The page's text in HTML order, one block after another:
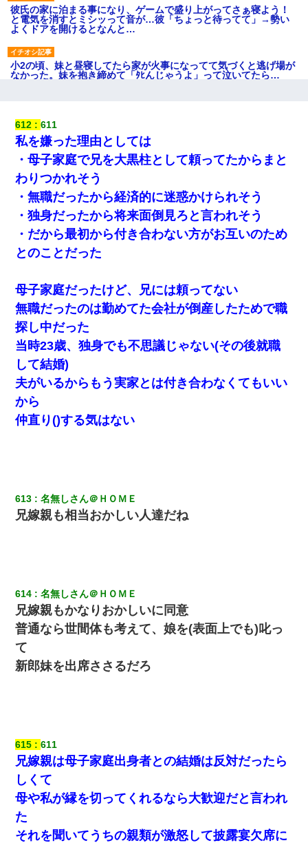
彼氏の家に泊まる事になり、ゲームで盛り上がってさぁ寝よう！
と電気を消すとミシッって音が…彼「ちょっと待ってて」→勢い
よくドアを開けるとなんと…
小2の頃、妹と昼寝してたら家が火事になってて気づくと逃げ場が
なかった。妹を抱き締めて「ﾀﾋんじゃうよ」って泣いてたら…
張り紙が！大家「面倒はごめんだよ」私「はあ」→警察に行き、
見回りで犯人が捕まったが、それが…｜生活｜ヌルポあんてな
[緊急]ベロベロの女に声をかけて行為してきた結果
「お前の父ちゃんは自宅警備員」とかからかわれたけど、実はと
んでもない仕事に就いていた
新卒の女性社員に1年半ストーカーされていた。俺「マジで怖い」
上司「話をしてみる」→女性社員「実は10数年前に…」
生保レディと行為する為に駆け引きしてみた結果ｗｗｗｗｗｗｗ
ｗｗｗｗｗ
日航機墜落事故の「ここからは日本語で大丈夫ですよ〜」の絶望
感がヤバイ・・・
裁判官「お互いに最後に言いたいことはありますか」バカ夫
「…」A「夫を一発殴らせてほしい」裁判官「どうぞ」
てるの！」私「ですから」上司「黙って聞きなさい！」私「それ
は」上司「言い訳しない！」→結果ｗｗｗｗｗ
200万を貸したコウトから、追加で400万の申し込み、私「無理。
義弟より娘たちが大事」旦那「娘たちが成人したら別れよう」私
（は？）
彼女との行為を録画した結果→衝撃の事実が判明したｗｗｗｗｗ
ｗ
元旦那から復縁要請。息子「最新型のiPhoneも買えない貧乏は嫌
だ、再婚して」私「なら父親と暮らせ」息子「やった＾＾」私
（もう手遅れだったんだな…）
ミスした新人(
って言ったら・・・
612 611
私を嫌った理由としては
・母子家庭で兄を大黒柱として頼ってたからまと
わりつかれそう
・無職だったから経済的に迷惑かけられそう
・独身だったから将来面倒見ろと言われそう
・だから最初から付き合わない方がお互いのため
とのことだった
母子家庭だったけど、兄には頼ってない
無職だったのは勤めてた会社が倒産したためで職
探し中だった
当時23歳、独身でも不思議じゃない(その後就職
して結婚)
夫がいるからもう実家とは付き合わなくてもいい
から
仲直り()する気はない
613 名無しさん＠ＨＯＭＥ
兄嫁親も相当おかしい人達だね
614 名無しさん＠ＨＯＭＥ
兄嫁親もかなりおかしいに同意
普通なら世間体も考えて、娘を(表面上でも)叱っ
て
新郎妹を出席ささるだろ
615 611
兄嫁親は母子家庭出身者との結婚は反対だったら
しくて
母や私が縁を切ってくれるなら大歓迎だと言われ
た
それを聞いてうちの親類が激怒して披露宴欠席に